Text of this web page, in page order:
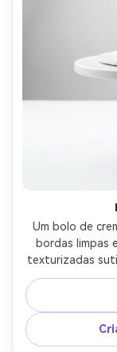
Um bolo de
bordas limpas
texturizadas
faixa de
simples,
iluminação
f/4,
descida de